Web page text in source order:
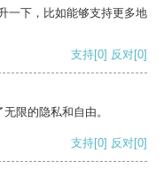
一下，比如能够支持更多地
支持[0] 反对[0]
限的隐私和自由。
支持[0] 反对[0]